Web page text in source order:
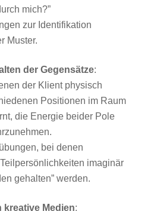
mich?”
zur Identifikation
Muster.
der Gegensätze:
der Klient physisch
Positionen im Raum
die Energie beider Pole
bei denen
imaginär
gehalten” werden.
kreative Medien: